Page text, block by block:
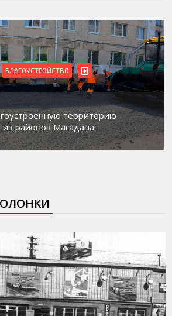
БЛАГОУСТРОЙСТВО
территорию
районов Магадана